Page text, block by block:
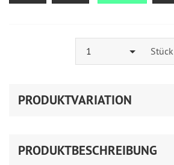
1 Stück
PRODUKTVARIATION
PRODUKTBESCHREIBUNG